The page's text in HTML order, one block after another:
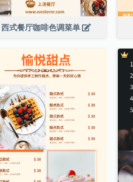
西式餐厅咖啡色调菜单